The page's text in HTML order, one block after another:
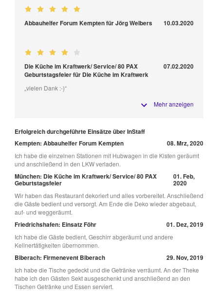
Abbauhelfer Forum Kempten für Jörg Welbers 10.03.2020
Die Küche im Kraftwerk/ Service/ 80 PAX
Geburtstagsfeier für Die Küche im Kraftwerk
07.02.2020
„vielen Dank :-)“
Mehr anzeigen
Erfolgreich durchgeführte Einsätze über InStaff
Kempten: Abbauhelfer Forum Kempten
08. Mrz, 2020
Ich habe die einzelnen Stationen mit Hubwagen in die Kisten geräumt
und anschließend in den LKW verladen.
München: Die Küche im Kraftwerk/ Service/ 80 PAX
Geburtstagsfeier
01. Feb,
2020
Wir haben das Restaurant dekoriert und alles vorbereitet. Anschließend
die Gäste bedient und versorgt. Am Ende die Deko wieder abgebaut,
auf- und weggeräumt.
Friedrichshafen: Einsatz Föhr 01. Dez, 2019
Ich habe die Gäste bedient, Geschirr abgeräumt und andere
Kellnertätigkeiten übernommen.
Biberach: Firmenevent Biberach 29. Nov, 2019
Ich habe die Tische gedeckt und die Getränke verräumt. An der Theke
habe ich den Gästen Sekt ausgeschenkt und anschließend an den
Tischen Getränke und Essen serviert.